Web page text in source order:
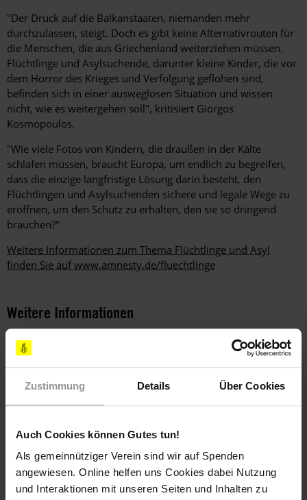
Zustimmung Details Über Cookies
Auch Cookies können Gutes tun!
Als gemeinnütziger Verein sind wir auf Spenden
angewiesen. Online helfen uns Cookies dabei Nutzung
und Interaktionen mit unseren Seiten und Inhalten zu
"Der Druck auf die Balkanstaaten, niemanden mehr
durchzulassen, steigt. Doch es gibt keine Alternativrouten für
die Menschen, die aus Griechenland weiterziehen müssen.
Flüchtlinge und Asylsuchende, darunter kleine Kinder, die vor
dem Horror des Krieges und Verfolgung geflohen sind,
befinden sich in einer ausweglosen Situation und wissen
nicht, wie es weitergehen soll", kritisiert Giorgos
Kosmopoulos.
"Wie viele Fotos von Kindern, die draußen in der Kälte
schlafen müssen, braucht Europa, um endlich zu begreifen,
dass die einzige langfristige Lösung darin besteht, den
Flüchtlingen und Asylsuchenden sichere und legale Wege zu
eröffnen, um den Schutz zu erhalten, den sie so dringend
brauchen?"
Weitere Informationen zum Thema Flüchtlinge und Asyl
finden Sie auf www.amnesty.de/fluechtlinge
Weitere Informationen
Griechenland Mazedonien
Themen
Flüchtlinge & Asyl